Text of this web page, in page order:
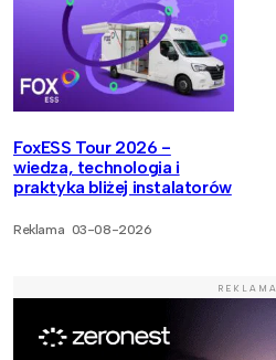
FoxESS Tour 2026 -
wiedza, technologia i
praktyka bliżej instalatorów
Reklama 03-08-2026
REKLAMA